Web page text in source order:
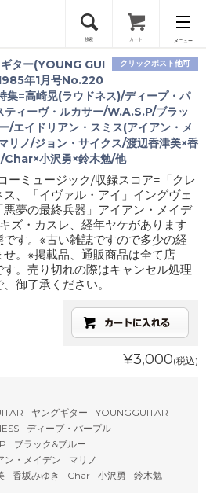
検索 カート メニュー
クリックポスト他可
ター(YOUNG GUI
年1月号No.220
集=高崎晃(ラウドネス)/ディープ・パ
ティーヴ・ルカサー/W.A.S.P/ブラッ
/エイドリアン・スミス(アイアン・メ
リノ/ジョン・サイクス/渡辺香津美×香
Char×小沢勇×鈴木勉/他
ーミュージック/収録スコア=「クレ
、「イヴァル・アイ」イングヴェ
夢の最終兵器」アイアン・メイデ
ズ・カスレ、経年ヤケがあります
す。※古い雑誌ですので多少の経
。※掲載品、通販商品は全て店
。売り切れの際はキャンセル処理
御了承ください。
¥3,000(税込)
ヤングギター
YOUNGGUITAR
ディープ・パープル
ブラック&ブルー
ン・メイデン
マリノ
香坂みゆき Char 小沢勇 鈴木勉